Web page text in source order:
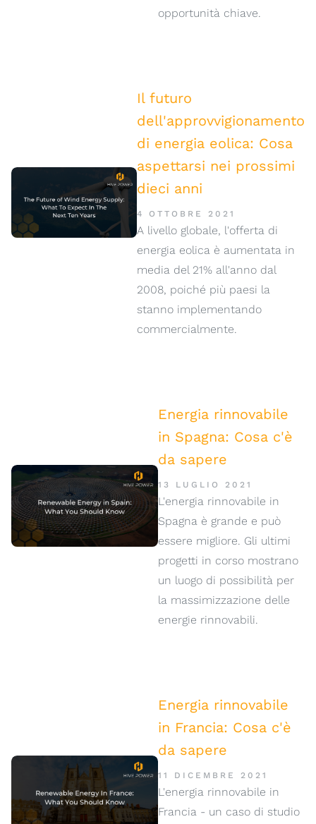
opportunità chiave.
Il futuro
dell'approvvigionamento
di energia eolica: Cosa
aspettarsi nei prossimi
dieci anni
4 OTTOBRE 2021
A livello globale, l'offerta di
energia eolica è aumentata in
media del 21% all'anno dal
2008, poiché più paesi la
stanno implementando
commercialmente.
Energia rinnovabile
in Spagna: Cosa c'è
da sapere
13 LUGLIO 2021
L'energia rinnovabile in
Spagna è grande e può
essere migliore. Gli ultimi
progetti in corso mostrano
un luogo di possibilità per
la massimizzazione delle
energie rinnovabili.
Energia rinnovabile
in Francia: Cosa c'è
da sapere
11 DICEMBRE 2021
L'energia rinnovabile in
Francia - un caso di studio